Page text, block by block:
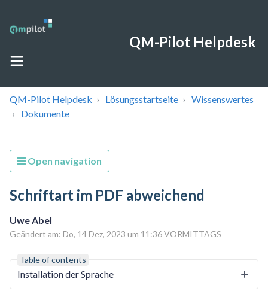
QM-Pilot Helpdesk
QM-Pilot Helpdesk Lösungsstartseite
Wissenswertes
Dokumente
Open navigation
Schriftart im PDF abweichend
Uwe Abel
Geändert am: Do, 14 Dez, 2023 um 11:36 VORMITTAGS
Table of contents
Installation der Sprache